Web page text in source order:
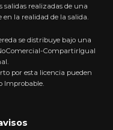
salidas realizadas de una
la realidad de la salida.
se distribuye bajo una
CompartirIgual
por esta licencia pueden
Improbable.